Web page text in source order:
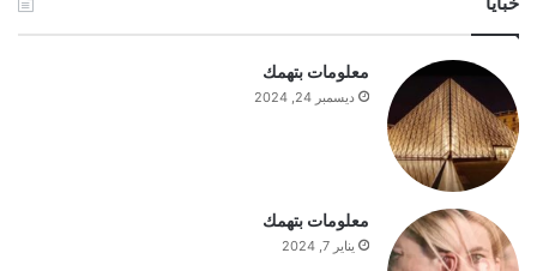
ي
ع
ب
ا
ل
ه
معلومات بتهمك
ديسمبر 24, 2024
معلومات بتهمك
يناير 7, 2024